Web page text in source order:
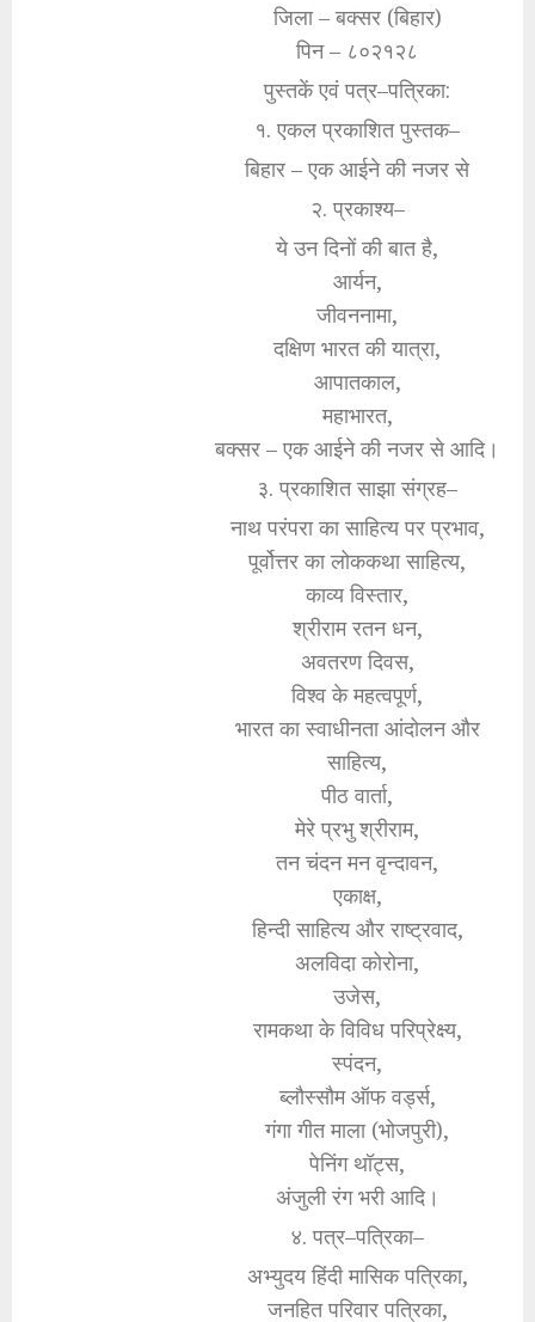
जिला – बक्सर (बिहार)
पिन – ८०२१२८
पुस्तकें एवं पत्र–पत्रिका:
१. एकल प्रकाशित पुस्तक–
बिहार – एक आईने की नजर से
२. प्रकाश्य–
ये उन दिनों की बात है,
आर्यन,
जीवननामा,
दक्षिण भारत की यात्रा,
आपातकाल,
महाभारत,
बक्सर – एक आईने की नजर से आदि।
३. प्रकाशित साझा संग्रह–
नाथ परंपरा का साहित्य पर प्रभाव,
पूर्वोत्तर का लोककथा साहित्य,
काव्य विस्तार,
श्रीराम रतन धन,
अवतरण दिवस,
विश्व के महत्वपूर्ण,
भारत का स्वाधीनता आंदोलन और
साहित्य,
पीठ वार्ता,
मेरे प्रभु श्रीराम,
तन चंदन मन वृन्दावन,
एकाक्ष,
हिन्दी साहित्य और राष्ट्रवाद,
अलविदा कोरोना,
उजेस,
रामकथा के विविध परिप्रेक्ष्य,
स्पंदन,
ब्लौस्सौम ऑफ वर्ड्स,
गंगा गीत माला (भोजपुरी),
पेनिंग थॉट्स,
अंजुली रंग भरी आदि।
४. पत्र–पत्रिका–
अभ्युदय हिंदी मासिक पत्रिका,
जनहित परिवार पत्रिका,